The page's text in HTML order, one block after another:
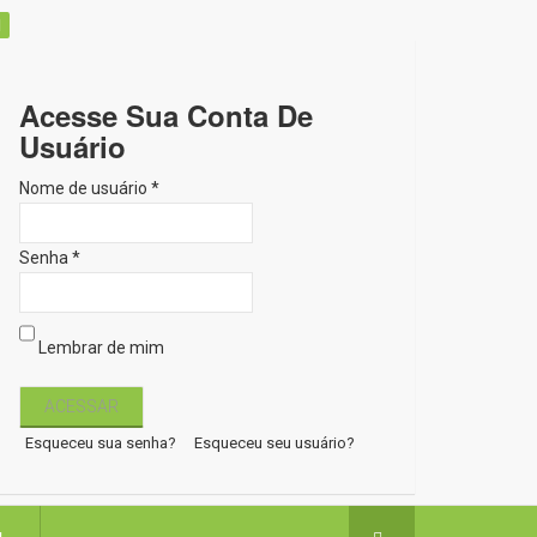
Acesse Sua Conta De
Usuário
Nome de usuário *
Senha *
Lembrar de mim
Esqueceu sua senha? Esqueceu seu usuário?